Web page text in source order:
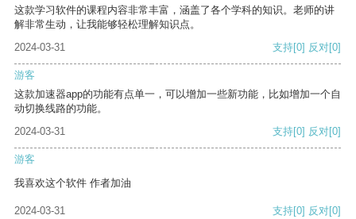
这款学习软件的课程内容非常丰富，涵盖了各个学科的知识。老师的讲
解非常生动，让我能够轻松理解知识点。
2024-03-31
支持[0] 反对[0]
游客
这款加速器app的功能有点单一，可以增加一些新功能，比如增加一个自
动切换线路的功能。
2024-03-31
支持[0] 反对[0]
游客
我喜欢这个软件 作者加油
2024-03-31 支持[0] 反对[0]